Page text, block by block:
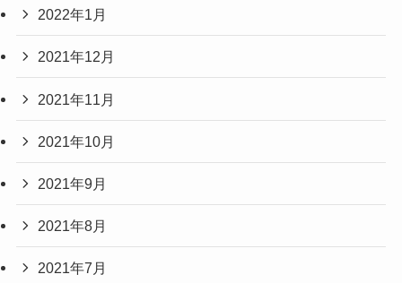
2022年1月
2021年12月
2021年11月
2021年10月
2021年9月
2021年8月
2021年7月